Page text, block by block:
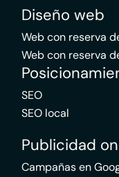
Diseño web
Web con reserva
Web con reserva
SEO
SEO local
Publicidad
Campañas en